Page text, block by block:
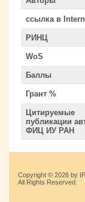
ссылка в
РИНЦ
WoS
Баллы
Грант %
Цитируемые
публикации
ФИЦ ИУ РАН
Copyright © 2026 by
All Rights Reserved.